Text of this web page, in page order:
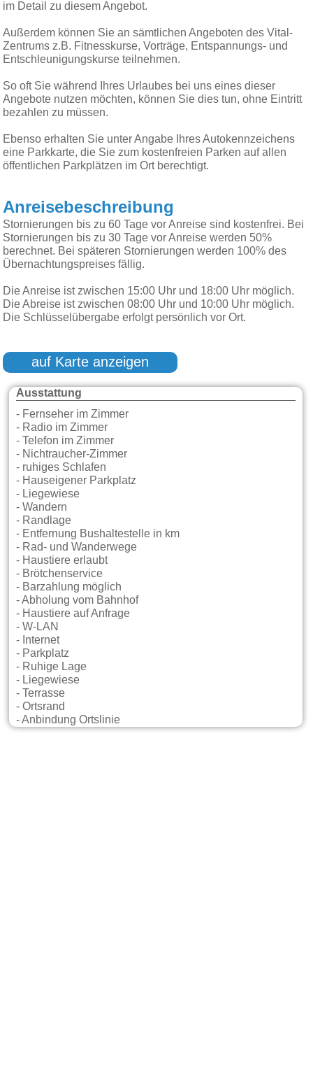
im Detail zu diesem Angebot.
Außerdem können Sie an sämtlichen Angeboten des Vital-
Zentrums z.B. Fitnesskurse, Vorträge, Entspannungs- und
Entschleunigungskurse teilnehmen.
So oft Sie während Ihres Urlaubes bei uns eines dieser
Angebote nutzen möchten, können Sie dies tun, ohne Eintritt
bezahlen zu müssen.
Ebenso erhalten Sie unter Angabe Ihres Autokennzeichens
eine Parkkarte, die Sie zum kostenfreien Parken auf allen
öffentlichen Parkplätzen im Ort berechtigt.
Anreisebeschreibung
Stornierungen bis zu 60 Tage vor Anreise sind kostenfrei. Bei
Stornierungen bis zu 30 Tage vor Anreise werden 50%
berechnet. Bei späteren Stornierungen werden 100% des
Übernachtungspreises fällig.
Die Anreise ist zwischen 15:00 Uhr und 18:00 Uhr möglich.
Die Abreise ist zwischen 08:00 Uhr und 10:00 Uhr möglich.
Die Schlüsselübergabe erfolgt persönlich vor Ort.
auf Karte anzeigen
Ausstattung
- Fernseher im Zimmer
- Radio im Zimmer
- Telefon im Zimmer
- Nichtraucher-Zimmer
- ruhiges Schlafen
- Hauseigener Parkplatz
- Liegewiese
- Wandern
- Randlage
- Entfernung Bushaltestelle in km
- Rad- und Wanderwege
- Haustiere erlaubt
- Brötchenservice
- Barzahlung möglich
- Abholung vom Bahnhof
- Haustiere auf Anfrage
- W-LAN
- Internet
- Parkplatz
- Ruhige Lage
- Liegewiese
- Terrasse
- Ortsrand
- Anbindung Ortslinie